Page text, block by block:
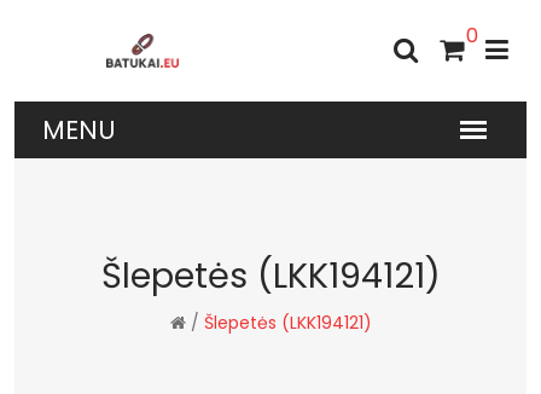
0
Šlepetės (LKK194121)
/ Šlepetės (LKK194121)